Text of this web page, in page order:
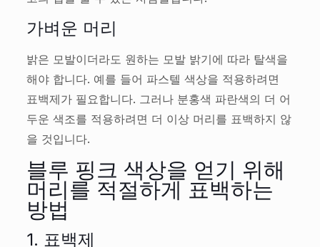
가벼운 머리
밝은 모발이더라도 원하는 모발 밝기에 따라 탈색을
해야 합니다. 예를 들어 파스텔 색상을 적용하려면
표백제가 필요합니다. 그러나 분홍색 파란색의 더 어
두운 색조를 적용하려면 더 이상 머리를 표백하지 않
을 것입니다.
블루 핑크 색상을 얻기 위해
머리를 적절하게 표백하는
방법
1. 표백제